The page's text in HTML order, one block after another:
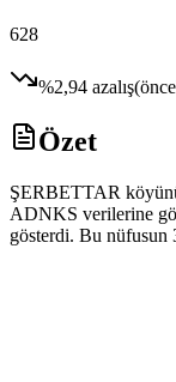
628
%2,94 azalış
Özet
ŞERBETTAR
ADNKS verilerine
gösterdi. Bu nüfusun